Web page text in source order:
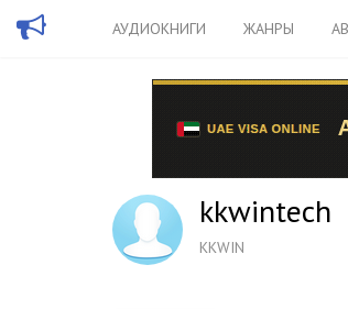
АУДИОКНИГИ ЖАНРЫ
kkwintech
KKWIN